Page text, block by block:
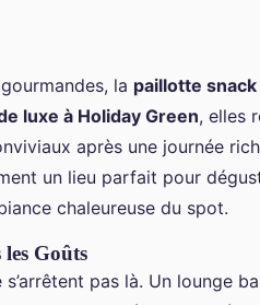
la paillotte snack
luxe à Holiday Green, elles
après une journée
un lieu parfait pour
chaleureuse du spot.
Goûts
s’arrêtent pas là. Un lounge